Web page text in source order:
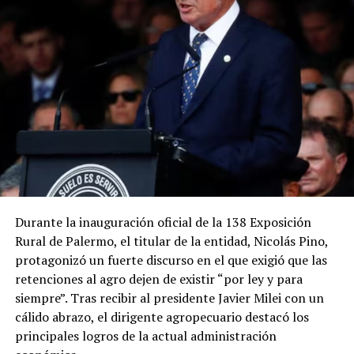
independientemente del municipio, con los fondos de la
tasa vial y los afectados de la provincia a la parte vial”,
agregó Enriquez, quien señaló que los concejales se
interesaron en el proyecto.
Enrique señaló que “la gente que vive en la ciudad
también trabaja en el sector rural de distintas formas y
los recursos económicos que genera el campo se vuelcan
en la ciudad. Además, dentro del sector rural hay
pueblos, escuelas y muchas actividades que dependen de
esos caminos”.DIB
Durante la inauguración oficial de la 138 Exposición
Rural de Palermo, el titular de la entidad, Nicolás Pino,
protagonizó un fuerte discurso en el que exigió que las
retenciones al agro dejen de existir “por ley y para
siempre”. Tras recibir al presidente Javier Milei con un
cálido abrazo, el dirigente agropecuario destacó los
principales logros de la actual administración